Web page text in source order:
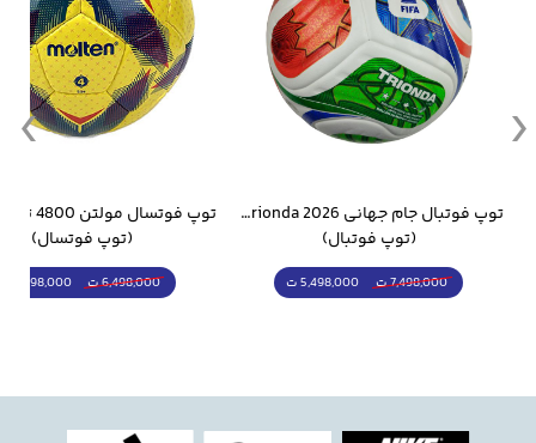
توپ فوتبال جام جهانی 2026 Trionda مشابه اورجینال
(توپ فوتبال)
7,498,000 ت 5,498,000 ت
(توپ فوتسال)
6,498,000 ت 5,298,000 ت